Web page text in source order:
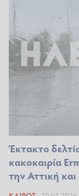
Έκτακτο
κακοκαιρία
την Αττική